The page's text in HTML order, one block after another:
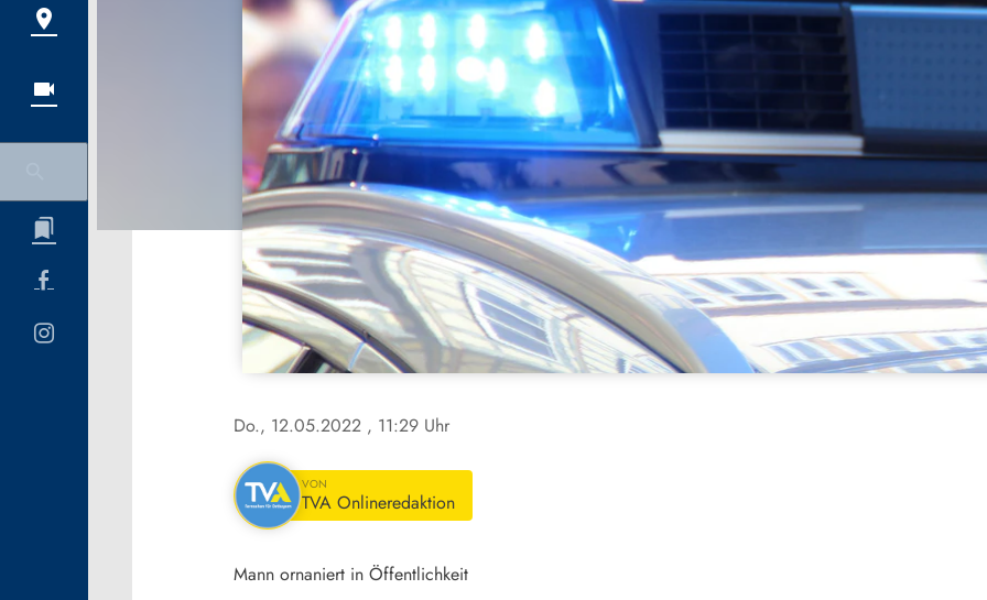
Do., 12.05.2022 , 11:29 Uhr
VON
TVA Onlineredaktion
Mann ornaniert in Öffentlichkeit